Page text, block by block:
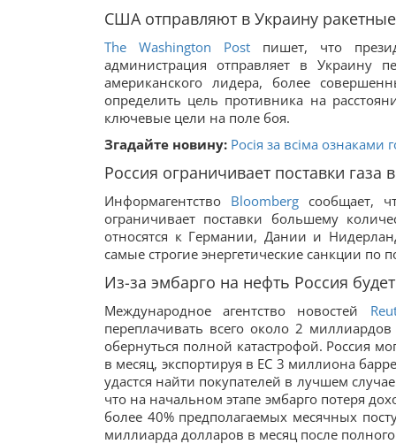
США отправляют в Украину
The Washington Postпишет, что
администрация отправляет в Украину
американского лидера, более
определить цель противника на
ключевые цели на поле боя.
Згадайте новину: Росія за всіма ознаками
Россия ограничивает поставки газа
Информагентство Bloombergсообщает,
ограничивает поставки большему
относятся к Германии, Дании и
самые строгие энергетические санкции по
Из-за эмбарго на нефть Россия
Международное агентство новостей
переплачивать всего около 2
обернуться полной катастрофой. Россия
в месяц, экспортируя в ЕС 3 миллиона
удастся найти покупателей в лучшем
что на начальном этапе эмбарго потеря
более 40% предполагаемых месячных
миллиарда долларов в месяц после полного